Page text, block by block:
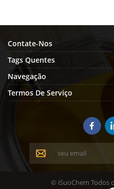
Contate-Nos
Tags Quentes
Navegação
Termos De Serviço
© iSuoChem Todos